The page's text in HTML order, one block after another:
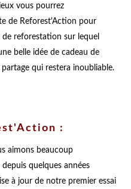
vous pourrez
de Reforest'Action pour
reforestation sur lequel
belle idée de cadeau de
qui restera inoubliable.
:
aimons beaucoup
quelques années
à jour de notre premier essai